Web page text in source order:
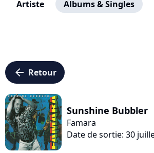
Artiste Albums & Singles
arrow_left Retour
Sunshine Bubbler
Famara
Date de sortie: 30